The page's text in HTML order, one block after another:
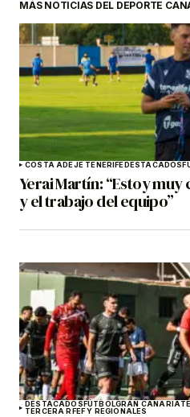
MÁS NOTICIAS DEL DEPORTE
COSTA ADEJE TENERIFEDESTACADOS
Yerai Martín: “Estoy
y el trabajo del equipo”
DESTACADOSFÚTBOLGRAN CANARIA
TERCERA RFEF Y REGIONALES